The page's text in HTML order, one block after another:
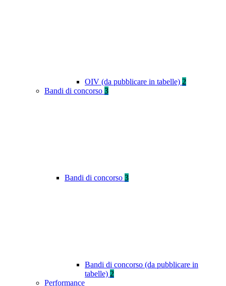
OIV (da pubblicare in tabelle) 2
Bandi di concorso 3
Bandi di concorso 3
Bandi di concorso (da pubblicare in
tabelle) 2
Performance